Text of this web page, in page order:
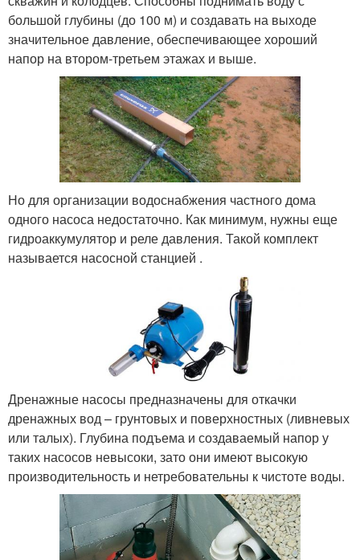
большой глубины (до 100 м) и создавать на выходе
значительное давление, обеспечивающее хороший
напор на втором-третьем этажах и выше.
Но для организации водоснабжения частного дома
одного насоса недостаточно. Как минимум, нужны еще
гидроаккумулятор и реле давления. Такой комплект
называется насосной станцией .
Дренажные насосы предназначены для откачки
дренажных вод – грунтовых и поверхностных (ливневых
или талых). Глубина подъема и создаваемый напор у
таких насосов невысоки, зато они имеют высокую
производительность и нетребовательны к чистоте воды.